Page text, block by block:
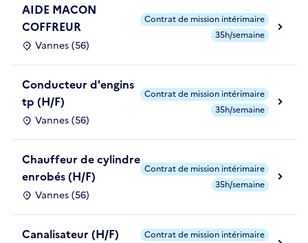
AIDE MACON
COFFREUR
Vannes (56)
Contrat de mission intérimaire
35h/semaine
Conducteur d'engins
tp (H/F)
Vannes (56)
Contrat de mission intérimaire
35h/semaine
Chauffeur de cylindre
enrobés (H/F)
Vannes (56)
Contrat de mission intérimaire
35h/semaine
Canalisateur (H/F)
Contrat de mission intérimaire